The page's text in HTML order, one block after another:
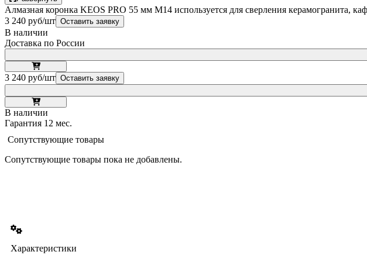
Алмазная коронка KEOS PRO 55 мм M14 используется для сверления керамогранита,
3 240 руб/шт Оставить заявку
В наличии
Доставка по России
3 240 руб/шт Оставить заявку
В наличии
Гарантия 12 мес.
Сопутствующие товары
Сопутствующие товары пока не добавлены.
Характеристики